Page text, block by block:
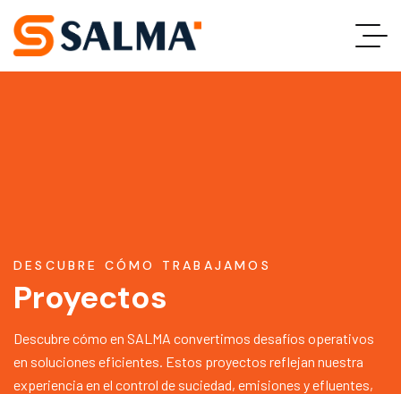
DESCUBRE CÓMO TRABAJAMOS
Proyectos
Descubre cómo en SALMA convertimos desafíos operativos
en soluciones eficientes. Estos proyectos reflejan nuestra
experiencia en el control de suciedad, emisiones y efluentes,